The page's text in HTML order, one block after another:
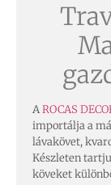
AROCAS
importálja a
lávakövet,
Készleten
köveket